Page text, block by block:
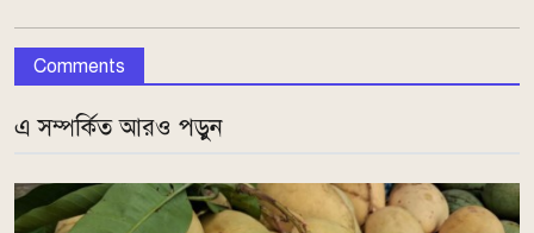
Comments
এ সম্পর্কিত আরও পড়ুন